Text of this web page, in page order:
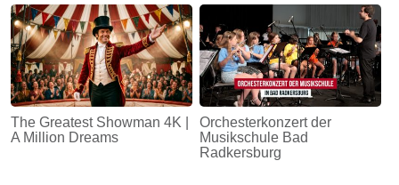
The Greatest Showman 4K |
A Million Dreams
Orchesterkonzert der
Musikschule Bad
Radkersburg